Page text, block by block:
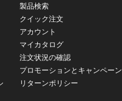
製品検索
クイック注文
アカウント
マイカタログ
注文状況の確認
プロモーションとキャンペーン
リターンポリシー